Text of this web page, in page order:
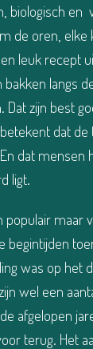
biologisch en
de oren, elke
leuk recept
bakken langs
zijn best
dat de
dat mensen
ligt.
maar
begintijden
was op het
wel een
afgelopen
terug. Het